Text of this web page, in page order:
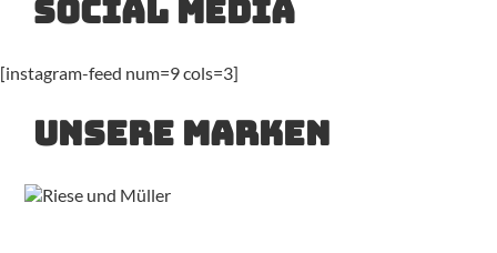
Social Media
[instagram-feed num=9 cols=3]
Unsere Marken